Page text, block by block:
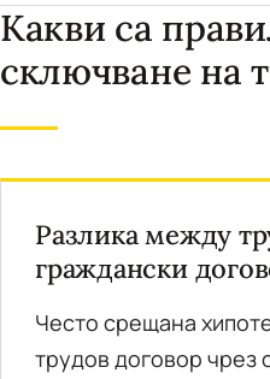
Какви са
сключване на
Разлика между
граждански
Често срещана
трудов договор чрез